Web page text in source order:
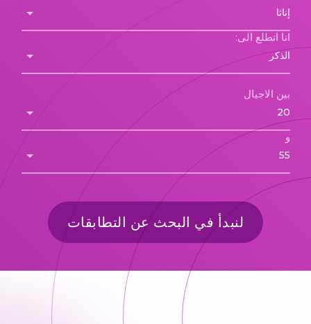
انا اتطلع الى:
بين الاجيال
و
لنبدأ في البحث عن التطابقات